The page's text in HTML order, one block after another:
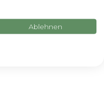
Ablehnen